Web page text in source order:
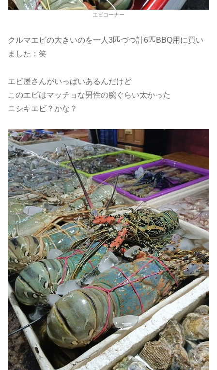
エビコーナー
クルマエビの大きいのを一人3匹づつ計6匹BBQ用に買い
ました：笑
エビ屋さんがいっぱいあるんだけど
このエビはマッチョな男性の腕ぐらい太かった
ニシキエビ？かな？